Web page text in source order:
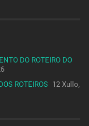
DO ROTEIRO DO
ROTEIROS 12 Xullo,